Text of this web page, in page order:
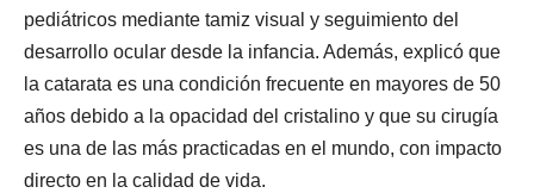
pediátricos mediante tamiz visual y seguimiento del
desarrollo ocular desde la infancia. Además, explicó que
la catarata es una condición frecuente en mayores de 50
años debido a la opacidad del cristalino y que su cirugía
es una de las más practicadas en el mundo, con impacto
directo en la calidad de vida.